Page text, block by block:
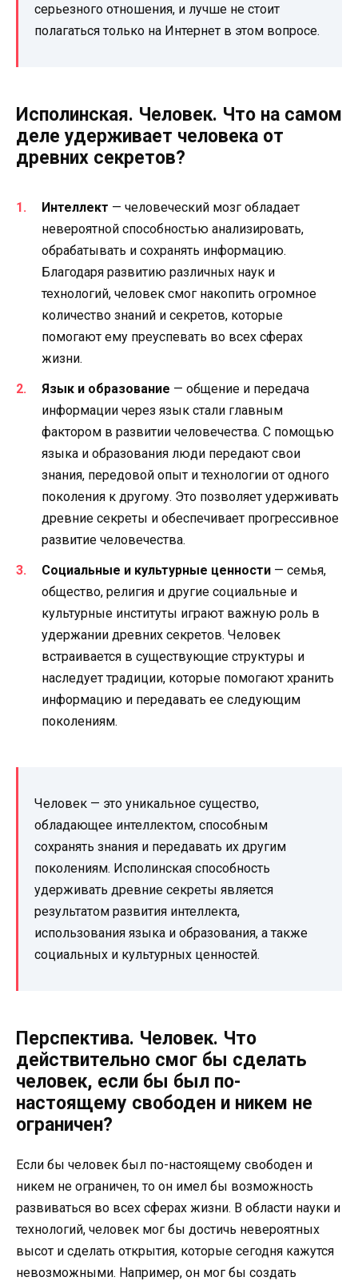
серьезного отношения, и лучше не стоит
полагаться только на Интернет в этом вопросе.
Исполинская. Человек. Что на самом
деле удерживает человека от
древних секретов?
Интеллект — человеческий мозг обладает
невероятной способностью анализировать,
обрабатывать и сохранять информацию.
Благодаря развитию различных наук и
технологий, человек смог накопить огромное
количество знаний и секретов, которые
помогают ему преуспевать во всех сферах
жизни.
Язык и образование — общение и передача
информации через язык стали главным
фактором в развитии человечества. С помощью
языка и образования люди передают свои
знания, передовой опыт и технологии от одного
поколения к другому. Это позволяет удерживать
древние секреты и обеспечивает прогрессивное
развитие человечества.
Социальные и культурные ценности — семья,
общество, религия и другие социальные и
культурные институты играют важную роль в
удержании древних секретов. Человек
встраивается в существующие структуры и
наследует традиции, которые помогают хранить
информацию и передавать ее следующим
поколениям.
Человек — это уникальное существо,
обладающее интеллектом, способным
сохранять знания и передавать их другим
поколениям. Исполинская способность
удерживать древние секреты является
результатом развития интеллекта,
использования языка и образования, а также
социальных и культурных ценностей.
Перспектива. Человек. Что
действительно смог бы сделать
человек, если бы был по-
настоящему свободен и никем не
ограничен?
Если бы человек был по-настоящему свободен и
никем не ограничен, то он имел бы возможность
развиваться во всех сферах жизни. В области науки и
технологий, человек мог бы достичь невероятных
высот и сделать открытия, которые сегодня кажутся
невозможными. Например, он мог бы создать